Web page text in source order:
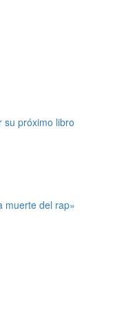
su próximo libro
muerte del rap»